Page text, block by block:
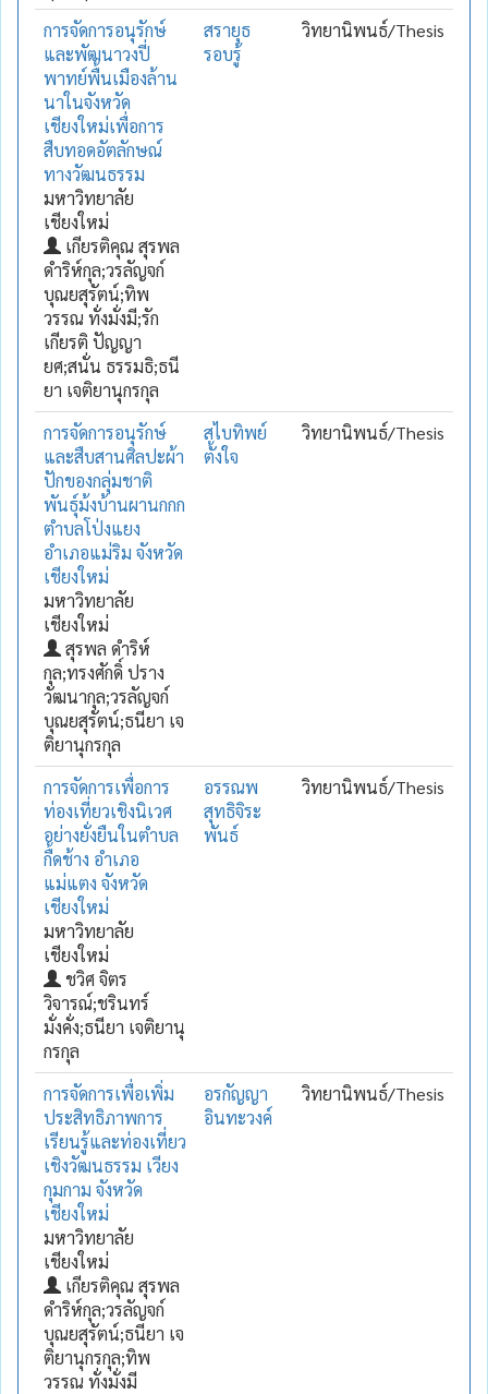
การจัดการอนุรักษ์
และพัฒนาวงปี่
พาทย์พื้นเมืองล้าน
นาในจังหวัด
เชียงใหม่เพื่อการ
สืบทอดอัตลักษณ์
ทางวัฒนธรรม
มหาวิทยาลัย
เชียงใหม่
เกียรติคุณ สุรพล
ดำริห์กุล;วรลัญจก์
บุณยสุรัตน์;ทิพ
วรรณ ทั่งมั่งมี;รัก
เกียรติ ปัญญา
ยศ;สนั่น ธรรมธิ;ธนี
ยา เจติยานุกรกุล
สรายุธ
รอบรู้
วิทยานิพนธ์/Thesis
การจัดการอนุรักษ์
และสืบสานศิลปะผ้า
ปักของกลุ่มชาติ
พันธุ์ม้งบ้านผานกกก
ตำบลโป่งแยง
อำเภอแม่ริม จังหวัด
เชียงใหม่
มหาวิทยาลัย
เชียงใหม่
สุรพล ดำริห์
กุล;ทรงศักดิ์ ปราง
วัฒนากุล;วรลัญจก์
บุณยสุรัตน์;ธนียา เจ
ติยานุกรกุล
สไบทิพย์
ตั้งใจ
วิทยานิพนธ์/Thesis
การจัดการเพื่อการ
ท่องเที่ยวเชิงนิเวศ
อย่างยั่งยืนในตำบล
กื้ดช้าง อำเภอ
แม่แตง จังหวัด
เชียงใหม่
มหาวิทยาลัย
เชียงใหม่
ชวิศ จิตร
วิจารณ์;ชรินทร์
มั่งคั่ง;ธนียา เจติยานุ
กรกุล
อรรณพ
สุทธิจิระ
พันธ์
วิทยานิพนธ์/Thesis
การจัดการเพื่อเพิ่ม
ประสิทธิภาพการ
เรียนรู้และท่องเที่ยว
เชิงวัฒนธรรม เวียง
กุมกาม จังหวัด
เชียงใหม่
มหาวิทยาลัย
เชียงใหม่
เกียรติคุณ สุรพล
ดำริห์กุล;วรลัญจก์
บุณยสุรัตน์;ธนียา เจ
ติยานุกรกุล;ทิพ
วรรณ ทั่งมั่งมี
อรกัญญา
อินทะวงค์
วิทยานิพนธ์/Thesis